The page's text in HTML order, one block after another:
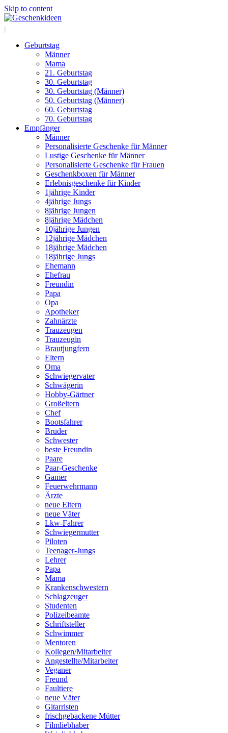
Skip to content
Geburtstag
Männer
Mama
21. Geburtstag
30. Geburtstag
30. Geburtstag (Männer)
50. Geburtstag (Männer)
60. Geburtstag
70. Geburtstag
Empfänger
Männer
Personalisierte Geschenke für Männer
Lustige Geschenke für Männer
Personalisierte Geschenke für Frauen
Geschenkboxen für Männer
Erlebnisgeschenke für Kinder
1jährige Kinder
4jährige Jungs
8jährige Jungen
8jährige Mädchen
10jährige Jungen
12jährige Mädchen
18jährige Mädchen
18jährige Jungs
Ehemann
Ehefrau
Freundin
Papa
Opa
Apotheker
Zahnärzte
Trauzeugen
Trauzeugin
Brautjungfern
Eltern
Oma
Schwiegervater
Schwägerin
Hobby-Gärtner
Großeltern
Chef
Bootsfahrer
Bruder
Schwester
beste Freundin
Paare
Paar-Geschenke
Gamer
Feuerwehrmann
Ärzte
neue Eltern
neue Väter
Lkw-Fahrer
Schwiegermutter
Piloten
Teenager-Jungs
Lehrer
Papa
Mama
Krankenschwestern
Schlagzeuger
Studenten
Polizeibeamte
Schriftsteller
Schwimmer
Mentoren
Kollegen/Mitarbeiter
Angestellte/Mitarbeiter
Veganer
Freund
Faultiere
neue Väter
Gitarristen
frischgebackene Mütter
Filmliebhaber